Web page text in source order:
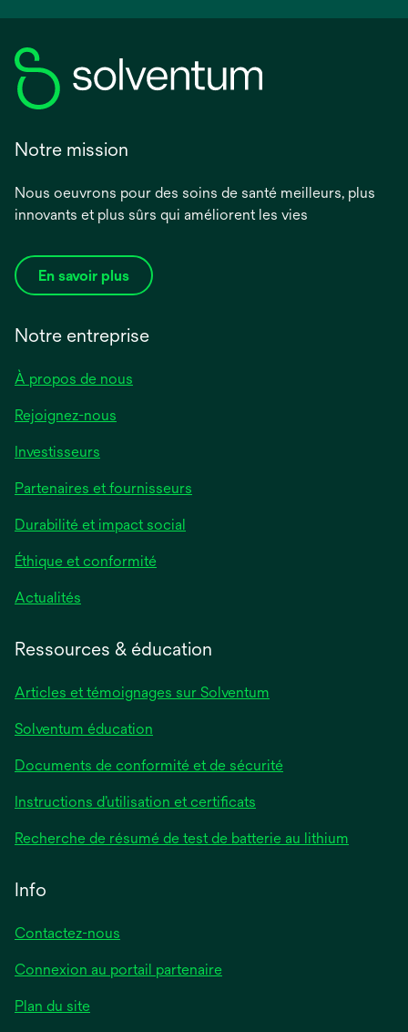
Notre mission
Nous oeuvrons pour des soins de santé meilleurs, plus
innovants et plus sûrs qui améliorent les vies
En savoir plus
Notre entreprise
À propos de nous
Rejoignez-nous
Investisseurs
Partenaires et fournisseurs
Durabilité et impact social
Éthique et conformité
Actualités
Ressources & éducation
Articles et témoignages sur Solventum
Solventum éducation
Documents de conformité et de sécurité
Instructions d’utilisation et certificats
Recherche de résumé de test de batterie au lithium
Info
Contactez-nous
Connexion au portail partenaire
Plan du site